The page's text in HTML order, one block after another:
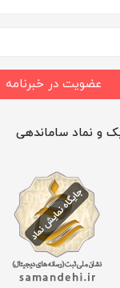
عضویت در خبرنامه
و نماد ساماندهی